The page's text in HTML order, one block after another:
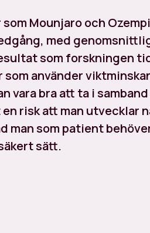
Mounjaro och
med
som forskningen
använder
vara bra att ta i
risk att man utvecklar
man som patient
sätt.